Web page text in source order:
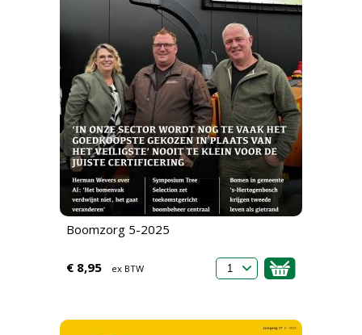
Boomzorg 5-2025
€ 8,95 ex BTW